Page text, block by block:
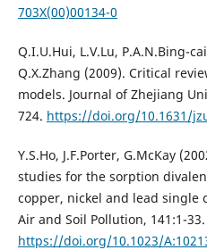
703X(00)00134-0
Q.I.U.Hui, L.V.Lu, P.A.N.Bing-
Q.X.Zhang (2009). Critical
models. Journal of Zhejiang
724. https://doi.org/10.1631/
Y.S.Ho, J.F.Porter, G.McKay
studies for the sorption
copper, nickel and lead single
Air and Soil Pollution, 141:1-33.
https://doi.org/10.1023/